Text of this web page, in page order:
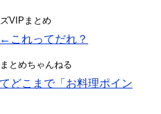
VIPまとめ
これってだれ？
とめちゃんねる
どこまで「お料理ポイン